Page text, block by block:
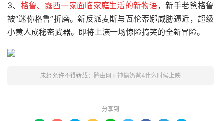
3、 格鲁、露西一家面临家庭生活的新物语，新手老爸格鲁
被“迷你格鲁”折磨。新反派麦斯与瓦伦蒂娜威胁逼近，超级
小黄人成秘密武器。即将上演一场惊险搞笑的全新冒险。
未经允许不得转载： 路由网 » 神偷奶爸4什么时候上映
分享到